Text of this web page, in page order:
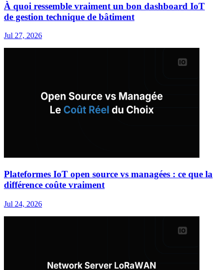
À quoi ressemble vraiment un bon dashboard IoT
de gestion technique de bâtiment
Jul 27, 2026
Plateformes IoT open source vs managées : ce que la
différence coûte vraiment
Jul 24, 2026